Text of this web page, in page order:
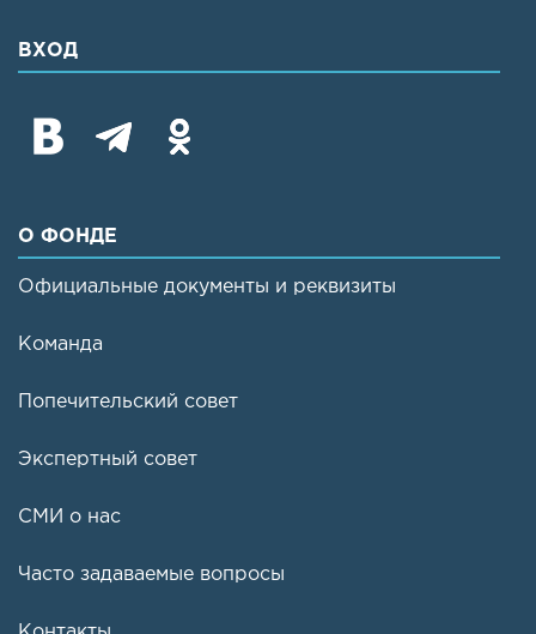
ВХОД
О ФОНДЕ
Официальные документы и реквизиты
Команда
Попечительский совет
Экспертный совет
СМИ о нас
Часто задаваемые вопросы